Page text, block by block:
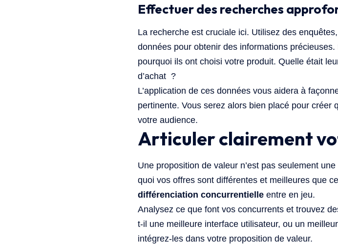
Effectuer des recherches
La recherche est cruciale ici. Utilisez des
données pour obtenir des informations
pourquoi ils ont choisi votre produit. Quelle était
d’achat ?
L’application de ces données vous aidera à
pertinente. Vous serez alors bien placé pour
votre audience.
Articuler clairement
Une proposition de valeur n’est pas seulement
quoi vos offres sont différentes et meilleures que
différenciation concurrentielle entre en jeu.
Analysez ce que font vos concurrents et trouvez
t-il une meilleure interface utilisateur, ou un
intégrez-les dans votre proposition de valeur.